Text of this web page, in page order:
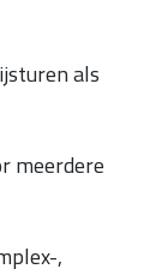
als
meerdere
,